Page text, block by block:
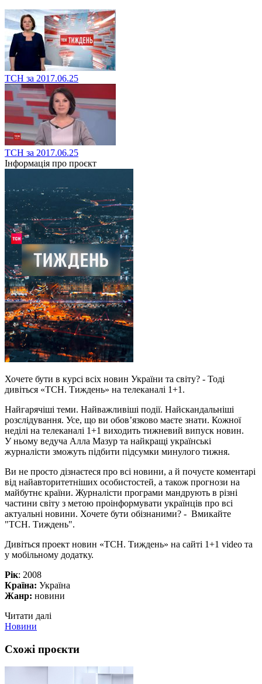
ТСН за 2017.06.25
ТСН за 2017.06.25
Інформація про проєкт
Хочете бути в курсі всіх новин України та світу? - Тоді
дивіться «ТСН. Тиждень» на телеканалі 1+1.
Найгарячіші теми. Найважливіші події. Найскандальніші
розслідування. Усе, що ви обов’язково маєте знати. Кожної
неділі на телеканалі 1+1 виходить тижневий випуск новин.
У ньому ведуча Алла Мазур та найкращі українські
журналісти зможуть підбити підсумки минулого тижня.
Ви не просто дізнаєтеся про всі новини, а й почуєте коментарі
від найавторитетніших особистостей, а також прогнози на
майбутнє країни. Журналісти програми мандрують в різні
частини світу з метою проінформувати українців про всі
актуальні новини. Хочете бути обізнаними? - Вмикайте
"ТСН. Тиждень".
Дивіться проект новин «ТСН. Тиждень» на сайті 1+1 video та
у мобільному додатку.
Рік: 2008
Країна: Україна
Жанр: новини
Читати далі
Новини
Схожі проєкти